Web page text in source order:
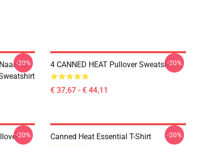
Het
-20% 4 CANNED HEAT Pullover Sweatshirt
€ 37,67 - € 44,11
-20%
-20% Canned Heat Essential T-Shirt -20%